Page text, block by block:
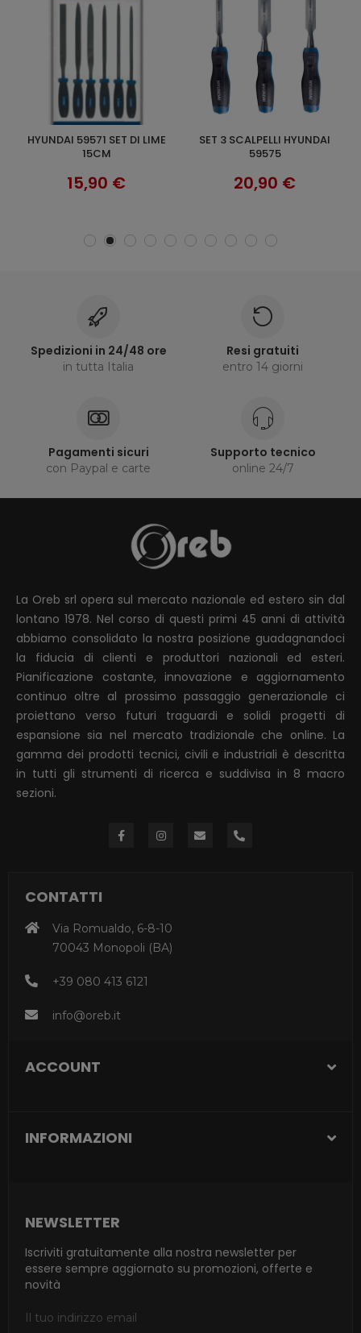
AGGIUNGI AL CARRELLO
HYUNDAI 59571 SET DI LIME
15CM
15,90 €
AGGIUNGI AL CARRELLO
SET 3 SCALPELLI HYUNDAI
59575
20,90 €
Spedizioni in 24/48 ore
in tutta Italia
Resi gratuiti
entro 14 giorni
Pagamenti sicuri
con Paypal e carte
Supporto tecnico
online 24/7
La Oreb srl opera sul mercato nazionale ed estero sin dal
lontano 1978. Nel corso di questi primi 45 anni di attività
abbiamo consolidato la nostra posizione guadagnandoci
la fiducia di clienti e produttori nazionali ed esteri.
Pianificazione costante, innovazione e aggiornamento
continuo oltre al prossimo passaggio generazionale ci
proiettano verso futuri traguardi e solidi progetti di
espansione sia nel mercato tradizionale che online. La
gamma dei prodotti tecnici, civili e industriali è descritta
in tutti gli strumenti di ricerca e suddivisa in 8 macro
sezioni.
CONTATTI
Via Romualdo, 6-8-10
70043 Monopoli (BA)
+39 080 413 6121
info@oreb.it
ACCOUNT
INFORMAZIONI
NEWSLETTER
Iscriviti gratuitamente alla nostra newsletter per
essere sempre aggiornato su promozioni, offerte e
novità